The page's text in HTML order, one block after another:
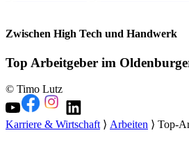
Zwischen High Tech und Handwerk
Top Arbeitgeber im
© Timo Lutz
Karriere & Wirtschaft⟩ Arbeiten ⟩ Top-